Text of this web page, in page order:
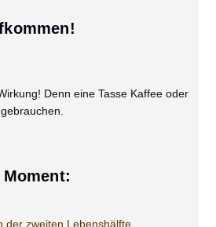
Denn eine Tasse Kaffee oder